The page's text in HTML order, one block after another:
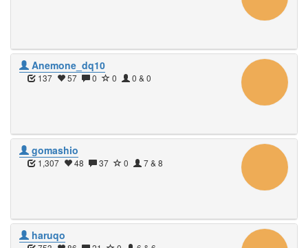
Anemone_dq10
137 57 0 0 0 & 0
gomashio
1,307 48 37 0 7 & 8
haruqo